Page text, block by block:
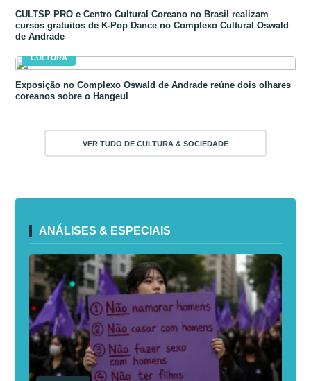
CULTSP PRO e Centro Cultural Coreano no Brasil realizam
cursos gratuitos de K-Pop Dance no Complexo Cultural Oswald
de Andrade
CULTURA
Exposição no Complexo Oswald de Andrade reúne dois olhares
coreanos sobre o Hangeul
VER TUDO DE CULTURA & SOCIEDADE
ANÁLISES & ESPECIAIS